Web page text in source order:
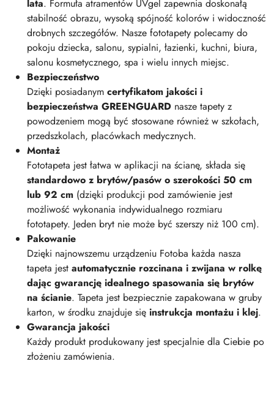
lata. Formuła atramentów UVgel zapewnia doskonałą
stabilność obrazu, wysoką spójność kolorów i widoczność
drobnych szczegółów. Nasze fototapety polecamy do
pokoju dziecka, salonu, sypialni, łazienki, kuchni, biura,
salonu kosmetycznego, spa i wielu innych miejsc.
Bezpieczeństwo
Dzięki posiadanym certyfikatom jakości i
bezpieczeństwa GREENGUARD nasze tapety z
powodzeniem mogą być stosowane również w szkołach,
przedszkolach, placówkach medycznych.
Montaż
Fototapeta jest łatwa w aplikacji na ścianę, składa się
standardowo z brytów/pasów o szerokości 50 cm
lub 92 cm (dzięki produkcji pod zamówienie jest
możliwość wykonania indywidualnego rozmiaru
fototapety. Jeden bryt nie może być szerszy niż 100 cm).
Pakowanie
Dzięki najnowszemu urządzeniu Fotoba każda nasza
tapeta jest automatycznie rozcinana i zwijana w rolkę
dając gwarancję idealnego spasowania się brytów
na ścianie. Tapeta jest bezpiecznie zapakowana w gruby
karton, w środku znajduje się instrukcja montażu i klej.
Gwarancja jakości
Każdy produkt produkowany jest specjalnie dla Ciebie po
złożeniu zamówienia.